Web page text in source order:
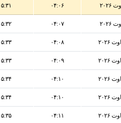
۰۴:۰۶
۰۴:۰۷
۰۴:۰۸
۰۴:۰۹
۰۴:۱۰
۰۴:۱۰
۰۴:۱۱